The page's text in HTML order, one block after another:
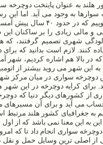
به عنوان پایتخت دوچرخه
به وجود می آید. اما این
کجا آغاز شد! سوال جالبی است و برای جواب
و مالی زیادی را بر ساکنان
شهری تصمیم گرفتند، که
لازم است بدانید که برای
در بالا هم اشاره کردیم، شهر
شهر می روید بیشتر از
کیلومتر مسیر مخصوص دوچرخه سواری در
برای کرایه دوچرخه در این
از کشورهای دیگر دنیا که
می آید و برای آن
به جغرافیای کشور هلند
به این معنا نمی باشد که از
سواری انجام داد تا که
از اصلی ترین وسایل حمل و